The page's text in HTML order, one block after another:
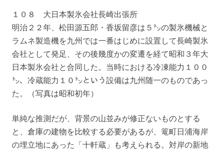
１０８ 大日本製氷会社長崎出張所
明治２２年、松田源五郎・香坂留彦は５㌧の製氷機械と
ラムネ製造機を九州では一番はじめに設置して長崎製氷
会社として発足、その後幾度かの変遷を経て昭和３年大
日本製氷会社と合同した。当時における冷凍能力１００
㌧、冷蔵能力１０㌧という設備は九州随一のものであっ
た。（写真は昭和初年）
単純な推測だが、背景の山並みが修正ないものとする
と、倉庫の建物を比較する必要があるが、篭町日浦海岸
の埋立地にあった「十軒蔵」も考えられる。対岸の新地